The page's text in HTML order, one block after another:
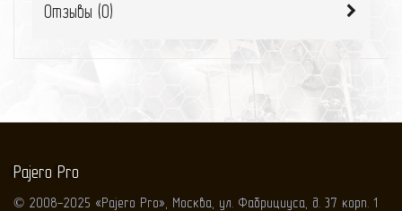
Отзывы (0)
Pajero Pro
© 2008-2025 «Pajero Pro», Москва, ул. Фабрициуса, д. 37 корп. 1